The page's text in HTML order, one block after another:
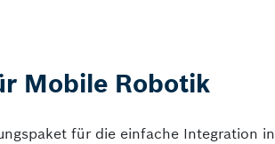
Mobile Robotik
für die einfache Integration in